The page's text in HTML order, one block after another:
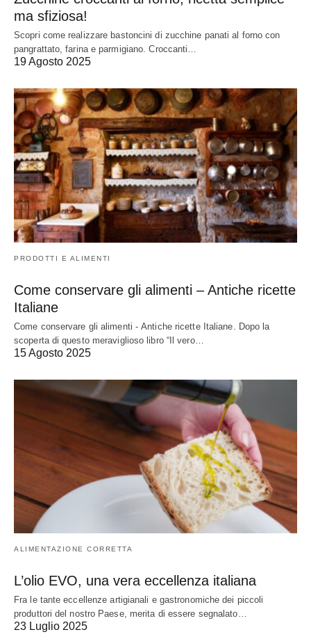
ma sfiziosa!
Scopri come realizzare bastoncini di zucchine panati al forno con
pangrattato, farina e parmigiano. Croccanti…
19 Agosto 2025
PRODOTTI E ALIMENTI
Come conservare gli alimenti – Antiche ricette
Italiane
Come conservare gli alimenti - Antiche ricette Italiane. Dopo la
scoperta di questo meraviglioso libro “Il vero…
15 Agosto 2025
ALIMENTAZIONE CORRETTA
L’olio EVO, una vera eccellenza italiana
Fra le tante eccellenze artigianali e gastronomiche dei piccoli
produttori del nostro Paese, merita di essere segnalato…
23 Luglio 2025